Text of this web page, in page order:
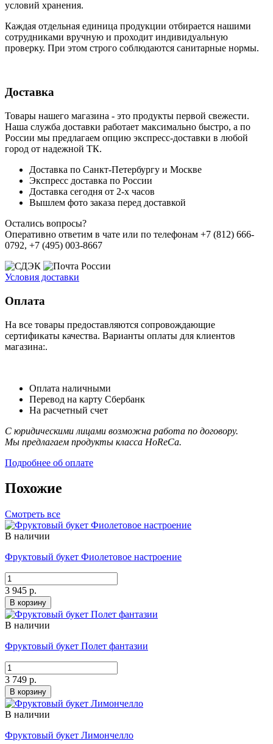
условий хранения.
Каждая отдельная единица продукции отбирается нашими
сотрудниками вручную и проходит индивидуальную
проверку. При этом строго соблюдаются санитарные нормы.
Доставка
Товары нашего магазина - это продукты первой свежести.
Наша служба доставки работает максимально быстро, а по
России мы предлагаем опцию экспресс-доставки в любой
город от надежной ТК.
Доставка по Санкт-Петербургу и Москве
Экспресс доставка по России
Доставка сегодня от 2-х часов
Вышлем фото заказа перед доставкой
Остались вопросы?
Оперативно ответим в чате или по телефонам +7 (812) 666-
0792, +7 (495) 003-8667
Условия доставки
Оплата
На все товары предоставляются сопровождающие
сертификаты качества. Варианты оплаты для клиентов
магазина:.
Оплата наличными
Перевод на карту Сбербанк
На расчетный счет
С юридическими лицами возможна работа по договору.
Мы предлагаем продукты класса HoReCa.
Подробнее об оплате
Похожие
Смотреть все
В наличии
Фруктовый букет Фиолетовое настроение
3 945 р.
В корзину
В наличии
Фруктовый букет Полет фантазии
3 749 р.
В корзину
В наличии
Фруктовый букет Лимончелло